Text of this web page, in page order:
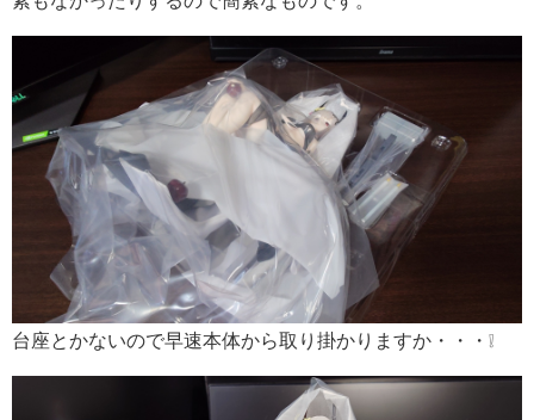
台座とかないので早速本体から取り掛かりますか・・・❕